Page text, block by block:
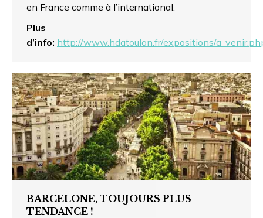
en France comme à l’international.
Plus
d’info: http://www.hdatoulon.fr/expositions/
BARCELONE, TOUJOURS PLUS
TENDANCE !